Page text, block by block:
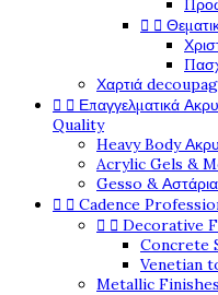
 
Χαρτιά
  Επαγγελματικά
Quality
Heavy Body
Acrylic Gels &
Gesso &
  Cadence
  Decorative
Concrete
Venetian
Metallic Finishes